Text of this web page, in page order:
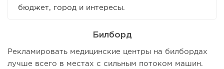
бюджет, город и интересы.
Билборд
Рекламировать медицинские центры на билбордах
лучше всего в местах с сильным потоком машин.